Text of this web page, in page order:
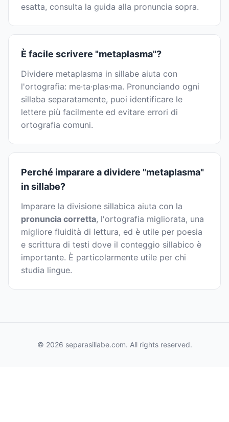
esatta, consulta la guida alla pronuncia sopra.
È facile scrivere "metaplasma"?
Dividere metaplasma in sillabe aiuta con
l'ortografia: me·ta·plas·ma. Pronunciando ogni
sillaba separatamente, puoi identificare le
lettere più facilmente ed evitare errori di
ortografia comuni.
Perché imparare a dividere "metaplasma"
in sillabe?
Imparare la divisione sillabica aiuta con la
pronuncia corretta, l'ortografia migliorata, una
migliore fluidità di lettura, ed è utile per poesia
e scrittura di testi dove il conteggio sillabico è
importante. È particolarmente utile per chi
studia lingue.
© 2026 separasillabe.com. All rights reserved.